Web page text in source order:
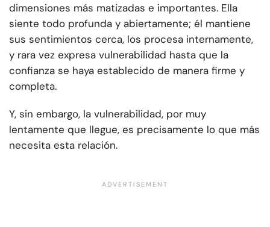
dimensiones más matizadas e importantes. Ella
siente todo profunda y abiertamente; él mantiene
sus sentimientos cerca, los procesa internamente,
y rara vez expresa vulnerabilidad hasta que la
confianza se haya establecido de manera firme y
completa.
Y, sin embargo, la vulnerabilidad, por muy
lentamente que llegue, es precisamente lo que más
necesita esta relación.